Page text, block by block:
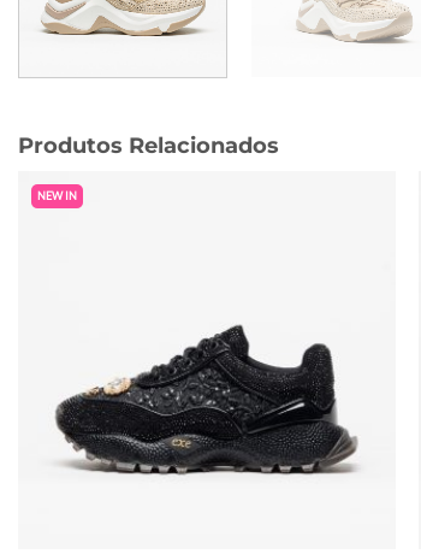
Produtos Relacionados
NEW IN